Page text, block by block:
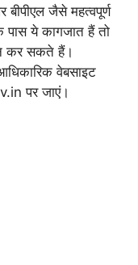
जैसे महत्वपूर्ण
ये कागजात हैं तो
कर सकते हैं।
वेबसाइट
पर जाएं।